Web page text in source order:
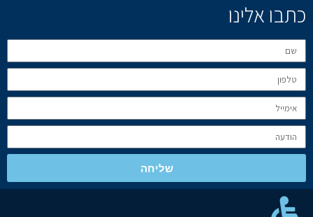
כתבו אלינו
שליחה